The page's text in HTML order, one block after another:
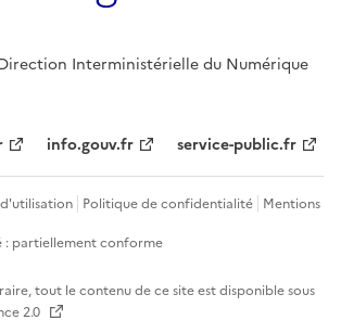
Interministérielle du Numérique
info.gouv.fr service-public.fr
Politique de confidentialité Mentions
: partiellement conforme
tout le contenu de ce site est disponible sous
2.0